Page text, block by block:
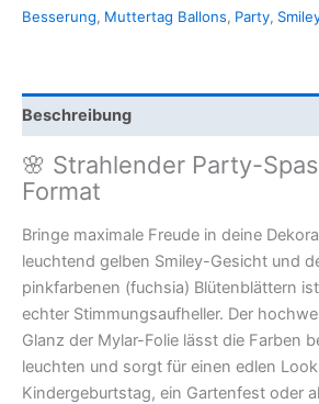
Besserung, Muttertag Ballons, Party,
Beschreibung
🌸 Strahlender Party-
Format
Bringe maximale Freude in deine
leuchtend gelben Smiley-Gesicht und
pinkfarbenen (fuchsia) Blütenblättern
echter Stimmungsaufheller. Der
Glanz der Mylar-Folie lässt die Farben
leuchten und sorgt für einen edlen
Kindergeburtstag, ein Gartenfest oder